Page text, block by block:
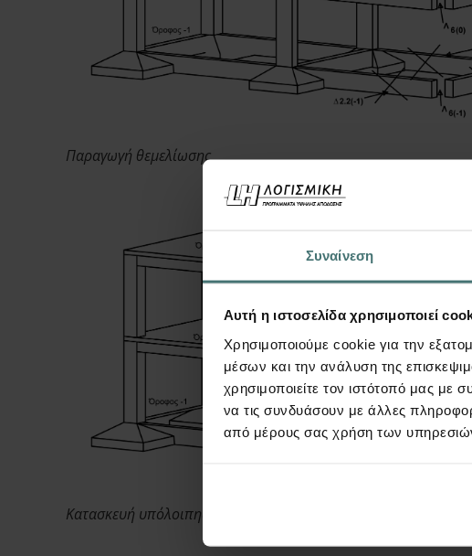
Συναίνεση
Αυτή η ιστοσελίδα χρησιμοποιεί
Χρησιμοποιούμε cookie για την
μέσων και την ανάλυση της
χρησιμοποιείτε τον ιστότοπό μας με
να τις συνδυάσουν με άλλες
από μέρους σας χρήση των
Παραγωγή θεμελίωσης
Κατασκευή υπόλοιπης θεμελίωσης